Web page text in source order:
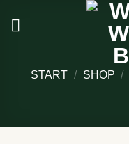
START / SHOP /